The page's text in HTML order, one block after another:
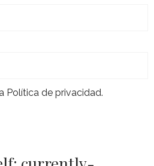
Política de privacidad.